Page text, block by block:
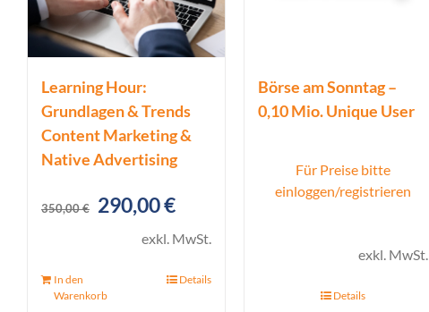
Learning Hour:
Grundlagen & Trends
Content Marketing &
Native Advertising
350,00€
Ursprünglicher
Preis
350,00 €
290,00€Aktueller
Preis
exkl. MwSt.
In den
Warenkorb
Details
Börse am Sonntag –
0,10 Mio. Unique User
Für Preise bitte
einloggen/registrieren
exkl. MwSt.
Details